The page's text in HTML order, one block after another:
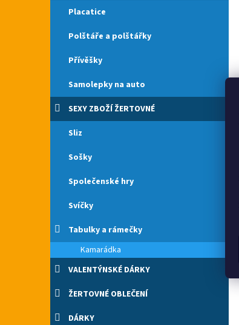
Placatice
Polštáře a polštářky
Přívěšky
Samolepky na auto
SEXY ZBOŽÍ ŽERTOVNÉ
Sliz
Sošky
Společenské hry
Svíčky
Tabulky a rámečky
Kamarádka
VALENTÝNSKÉ DÁRKY
ŽERTOVNÉ OBLEČENÍ
DÁRKY